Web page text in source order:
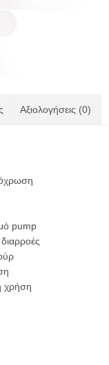
Αξιολογήσεις (0)
pump
χρήση